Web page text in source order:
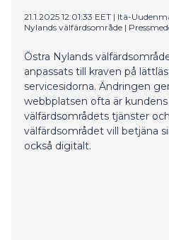
21.1.2025 12:01:33 EET | Itä-
Nylands välfärdsområde |
Östra Nylands
anpassats till kraven på
servicesidorna. Ändringen
webbplatsen ofta är
välfärdsområdets tjänster
välfärdsområdet vill betjäna
också digitalt.